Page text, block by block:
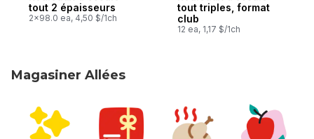
tout 2 épaisseurs
2x98.0 ea, 4,50 $/1ch
tout triples, format
club
12 ea, 1,17 $/1ch
Magasiner Allées